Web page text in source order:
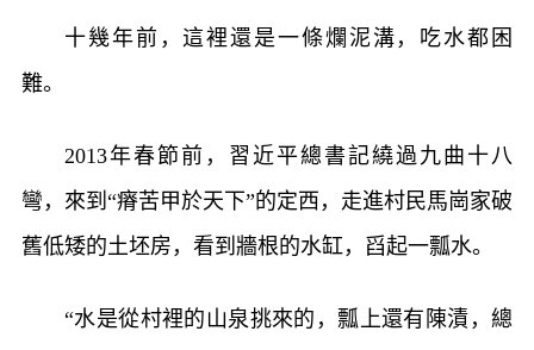
十幾年前，這裡還是一條爛泥溝，吃水都困
難。
2013年春節前，習近平總書記繞過九曲十八
彎，來到“瘠苦甲於天下”的定西，走進村民馬崗家破
舊低矮的土坯房，看到牆根的水缸，舀起一瓢水。
“水是從村裡的山泉挑來的，瓢上還有陳漬，總